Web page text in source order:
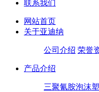
联系我们
网站首页
关于亚迪纳
公司介绍 荣誉
产品介绍
三聚氰胺泡沫